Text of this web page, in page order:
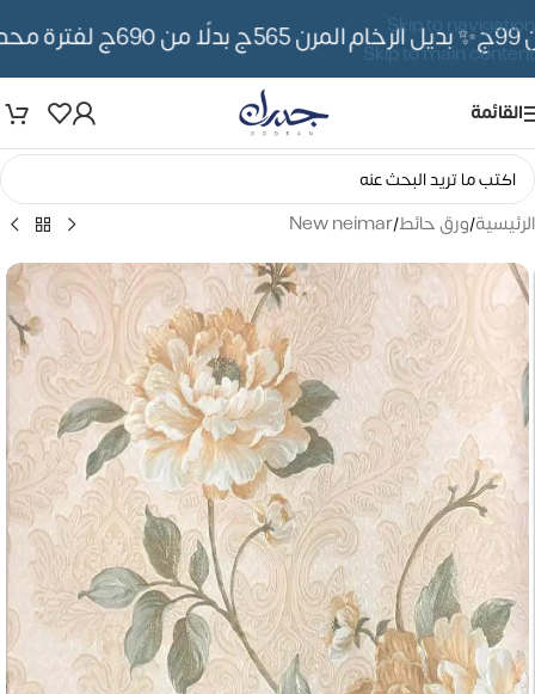
Skip to navigation
Skip to main content
✨ بديل الرخام المرن 565ج بدلًا من 690ج لفترة محدوده
القائمة
الرئيسية/ورق حائط/
New neimar